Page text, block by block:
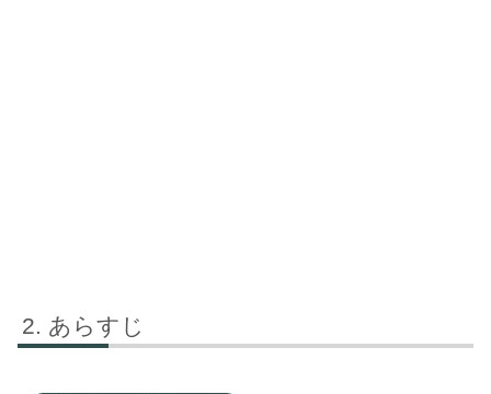
あらすじ